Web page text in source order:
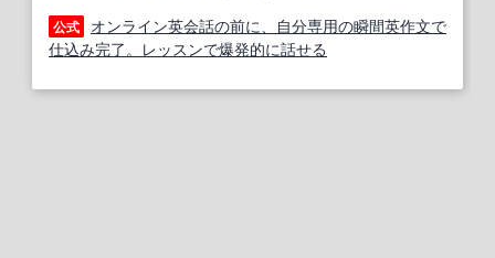
公式
オンライン英会話の前に、自分専用の瞬間英作文で
仕込み完了。レッスンで爆発的に話せる